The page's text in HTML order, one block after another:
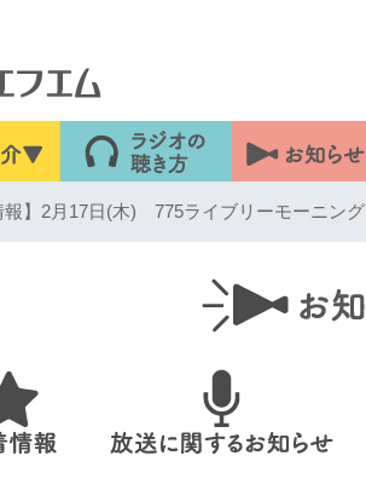
報】2月17日(木) 775ライブリーモーニング